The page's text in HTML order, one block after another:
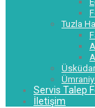
Tuzla
Üsküdar
Servis Talep
İletişim